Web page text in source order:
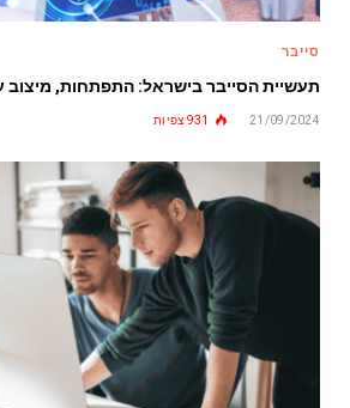
סייבר
תעשיית הסייבר בישראל: התפתחות, מיצוב
21/09/2024
931 צפיות